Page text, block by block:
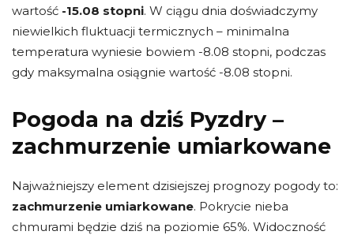
wartość -15.08 stopni. W ciągu dnia doświadczymy
niewielkich fluktuacji termicznych – minimalna
temperatura wyniesie bowiem -8.08 stopni, podczas
gdy maksymalna osiągnie wartość -8.08 stopni.
Pogoda na dziś Pyzdry –
zachmurzenie umiarkowane
Najważniejszy element dzisiejszej prognozy pogody to:
zachmurzenie umiarkowane. Pokrycie nieba
chmurami będzie dziś na poziomie 65%. Widoczność